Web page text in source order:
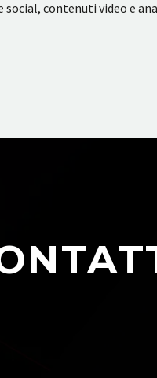
contenuti video e